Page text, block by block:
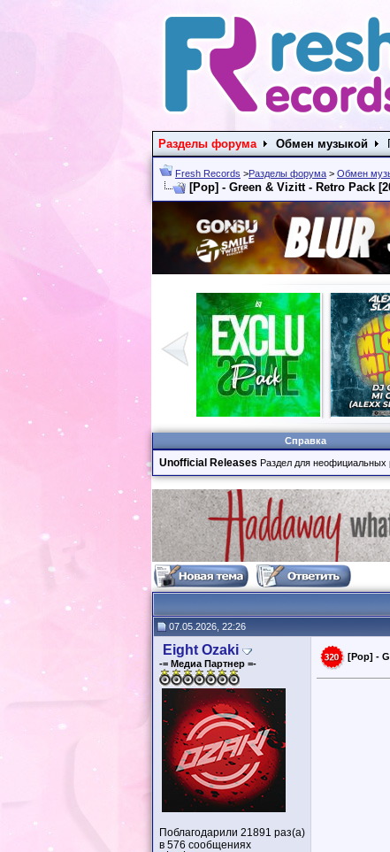
Разделы форума Обмен музыкой
Fresh Records >Разделы форума > Обмен
[Pop] - Green & Vizitt - Retro Pack
Справка
Unofficial Releases Раздел для неофициальных
07.05.2026, 22:26
Eight Ozaki
-= Медиа Партнер =-
Поблагодарили 21891 раз(а)
в 576 сообщениях
[Pop] -